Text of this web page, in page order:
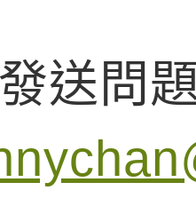
送問